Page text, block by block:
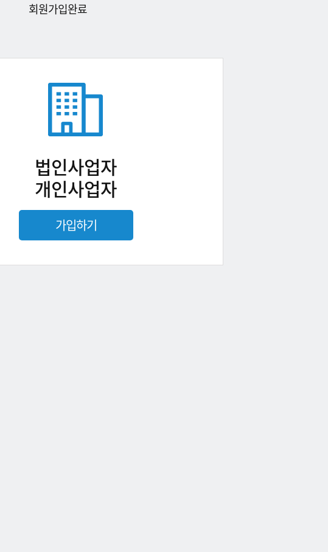
회원가입완료
법인사업자
개인사업자
가입하기